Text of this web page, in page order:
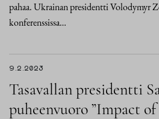
pahaa. Ukrainan presidentti Volodymyr
konferenssissa…
9.2.2023
Tasavallan presidentti
puheenvuoro ”Impact